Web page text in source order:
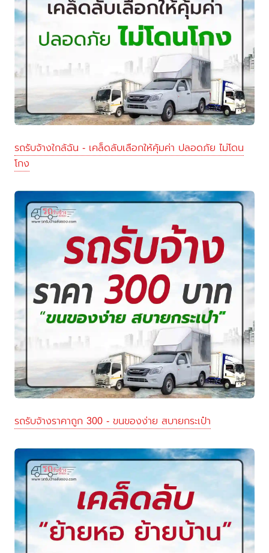
รถรับจ้างใกล้ฉัน - เคล็ดลับเลือกให้คุ้มค่า ปลอดภัย ไม่โดน
โกง
รถรับจ้างราคาถูก 300 - ขนของง่าย สบายกระเป๋า